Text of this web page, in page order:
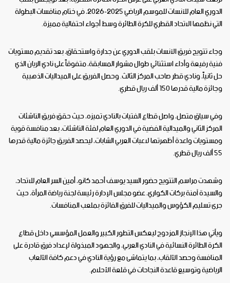
الدوري العام للآنسات للموسم الرياضي 2025-2026، في ختام منافسات البطولة
التي نظمها الاتحاد القطري للكرة الطائرة وسط أجواء احتفالية مميزة.
وجاء تتويج فريق الآنسات بلقب الدوري عن جدارة واستحقاق، بعد تقديم مستويات
فنية رفيعة وأداء استثنائي طوال مشوار المسابقة، متفوقاً على نادي الريان الذي
حل ثانياً، ونادي قطر صاحب المركز الثالث. وحصل الفريق على الميداليات الذهبية
وجائزة مالية قدرها 150 ألف ريال قطري.
وفي سياق متصل، واصل قطاع الفتيات بالنادي تميزه، حيث حقق فريق الناشئات
المركز الثاني والميدالية الفضية في الدوري العام لفئة الناشئات، بعد منافسة قوية
ومستويات واعدة أظهرتها لاعبات العربي الشابات، ليحصد الفريق جائزة مالية قدرها
55 ألف ريال قطري.
وشهدت مراسم التتويج حضور السيد يوسف أحمد كانو، أمين السر العام للاتحاد،
والسيدة آمنة بركات الكواري، عضو مجلس الإدارة رئيسة لجنة رياضة المرأة، حيث
جرى تسليم الكؤوس والميداليات للفرق الفائزة بملعب المنافسات.
ويأتي هذا الإنجاز المزدوج ليعكس التطور الكبير والعمل المؤسسي داخل قطاع
الكرة الطائرة النسائية في النادي العربي، والجهود المبذولة لإعداد فرق قادرة على
المنافسة وحصد الألقاب، بما يتماشى مع رؤية النادي في دعم كافة الألعاب
الرياضية وتوسيع قاعدة النجاحات في قلعة الأحلام.